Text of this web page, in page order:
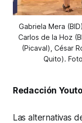
Gabriela Mera
Carlos de la Hoz
(Picaval), César
Quito).
Redacción
Las alternativas